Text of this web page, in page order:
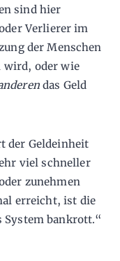
sind hier
Verlierer im
der Menschen
wird, oder wie
das Geld
der Geldeinheit
viel schneller
zunehmen
erreicht, ist die
System bankrott.“